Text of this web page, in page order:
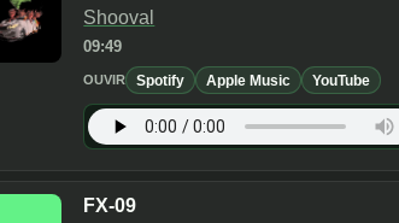
Shooval
09:49
OUVIR Spotify Apple Music YouTube
FX-09